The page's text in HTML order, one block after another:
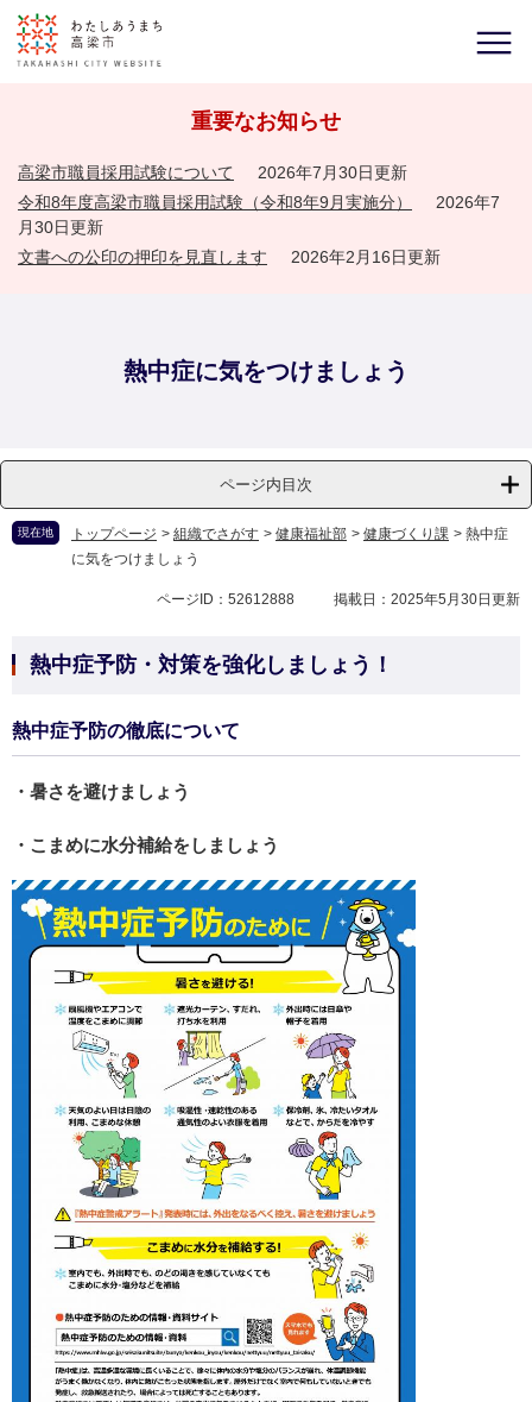
重要なお知らせ
高梁市職員採用試験について
2026年7月30日更新
令和8年度高梁市職員採用試験（令和8年9月実施分）
2026年7
月30日更新
文書への公印の押印を見直します
2026年2月16日更新
熱中症に気をつけましょう
ページ内目次
現在地 トップページ > 組織でさがす > 健康福祉部 > 健康づくり課 > 熱中症
に気をつけましょう
ページID：52612888 掲載日：2025年5月30日更新
熱中症予防・対策を強化しましょう！
熱中症予防の徹底について
・暑さを避けましょう
・こまめに水分補給をしましょう